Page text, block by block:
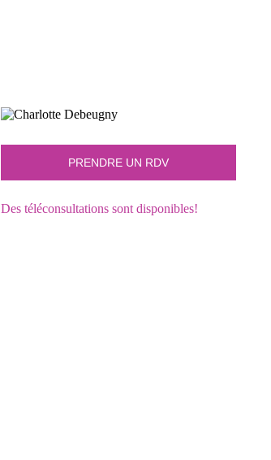
Des téléconsultations sont disponibles!